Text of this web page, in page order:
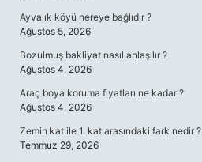
Ayvalık köyü nereye bağlıdır ?
Ağustos 5, 2026
Bozulmuş bakliyat nasıl anlaşılır ?
Ağustos 4, 2026
Araç boya koruma fiyatları ne kadar ?
Ağustos 4, 2026
Zemin kat ile 1. kat arasındaki fark nedir ?
Temmuz 29, 2026